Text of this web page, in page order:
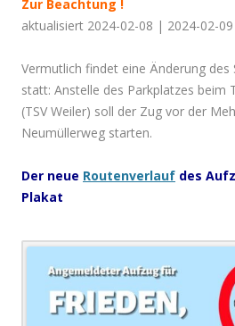
Zur Beachtung !
aktualisiert 2024-02-08 | 2024-02-
Vermutlich findet eine Änderung des
statt: Anstelle des Parkplatzes beim
(TSV Weiler) soll der Zug vor der
Neumüllerweg starten.
Der neue Routenverlauf des
Plakat